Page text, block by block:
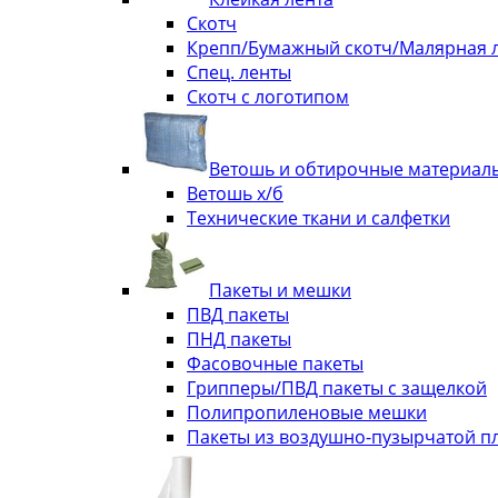
Скотч
Крепп/Бумажный скотч/Малярная
Спец. ленты
Скотч с логотипом
Ветошь и обтирочные
Ветошь х/б
Технические ткани и салфетки
Пакеты и мешки
ПВД пакеты
ПНД пакеты
Фасовочные пакеты
Грипперы/ПВД пакеты с защелкой
Полипропиленовые мешки
Пакеты из воздушно-пузырчатой